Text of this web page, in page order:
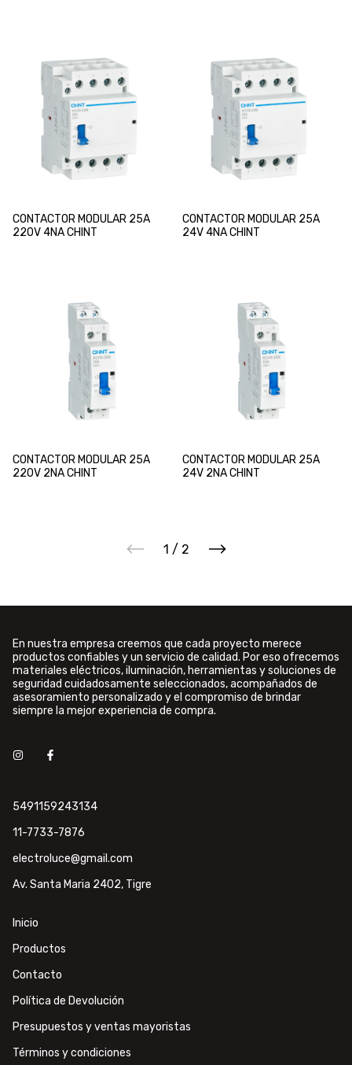
CONTACTOR MODULAR 25A
220V 4NA CHINT
CONTACTOR MODULAR 25A
24V 4NA CHINT
CONTACTOR MODULAR 25A
220V 2NA CHINT
CONTACTOR MODULAR 25A
24V 2NA CHINT
1 / 2
En nuestra empresa creemos que cada proyecto merece
productos confiables y un servicio de calidad. Por eso ofrecemos
materiales eléctricos, iluminación, herramientas y soluciones de
seguridad cuidadosamente seleccionados, acompañados de
asesoramiento personalizado y el compromiso de brindar
siempre la mejor experiencia de compra.
5491159243134
11-7733-7876
electroluce@gmail.com
Av. Santa Maria 2402, Tigre
Inicio
Productos
Contacto
Política de Devolución
Presupuestos y ventas mayoristas
Términos y condiciones